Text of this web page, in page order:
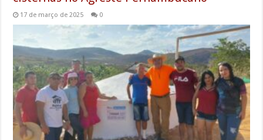
17 de março de 2025 0